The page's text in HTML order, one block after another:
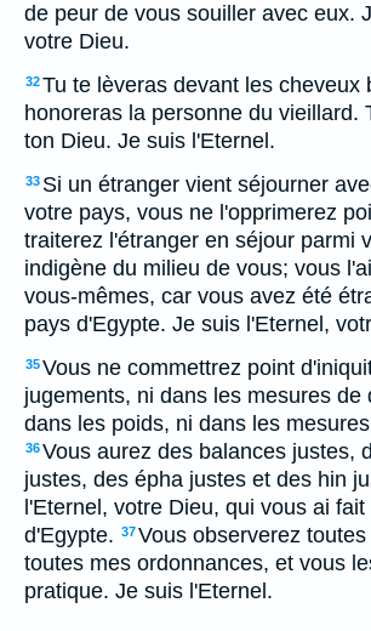
de peur de vous souiller avec eux.
votre Dieu.
32Tu te lèveras devant les cheveux
honoreras la personne du vieillard.
ton Dieu. Je suis l'Eternel.
33 Si un étranger vient séjourner
votre pays, vous ne l'opprimerez
traiterez l'étranger en séjour parmi
indigène du milieu de vous; vous
vous-mêmes, car vous avez été
pays d'Egypte. Je suis l'Eternel,
35Vous ne commettrez point
jugements, ni dans les mesures de
dans les poids, ni dans les
36Vous aurez des balances justes,
justes, des épha justes et des hin
l'Eternel, votre Dieu, qui vous ai
d'Egypte. 37Vous observerez
toutes mes ordonnances, et vous
pratique. Je suis l'Eternel.